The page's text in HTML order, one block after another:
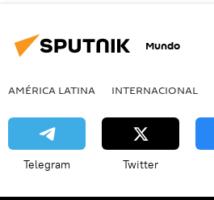
Mundo
AMÉRICA LATINA INTERNACIONAL
Telegram Twitter